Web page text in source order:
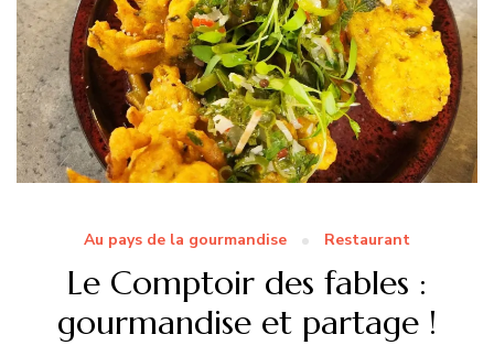
Au pays de la gourmandise Restaurant
Le Comptoir des fables :
gourmandise et partage !